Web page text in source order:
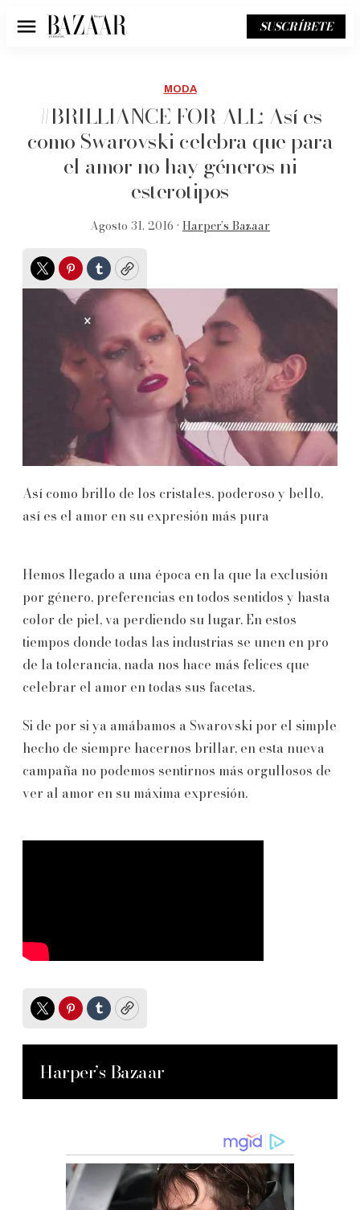
Menú SUSCRÍBETE
MODA
#BRILLIANCE FOR ALL: Así es
como Swarovski celebra que para
el amor no hay géneros ni
esterotipos
Agosto 31, 2016 • Harper’s Bazaar
TwitterPinterest
TumblrCopy
Así como brillo de los cristales, poderoso y bello,
así es el amor en su expresión más pura
Hemos llegado a una época en la que la exclusión
por género, preferencias en todos sentidos y hasta
color de piel, va perdiendo su lugar. En estos
tiempos donde todas las industrias se unen en pro
de la tolerancia, nada nos hace más felices que
celebrar el amor en todas sus facetas.
Si de por si ya amábamos a Swarovski por el simple
hecho de siempre hacernos brillar, en esta nueva
campaña no podemos sentirnos más orgullosos de
ver al amor en su máxima expresión.
TwitterPinterest
TumblrCopy
Harper’s Bazaar